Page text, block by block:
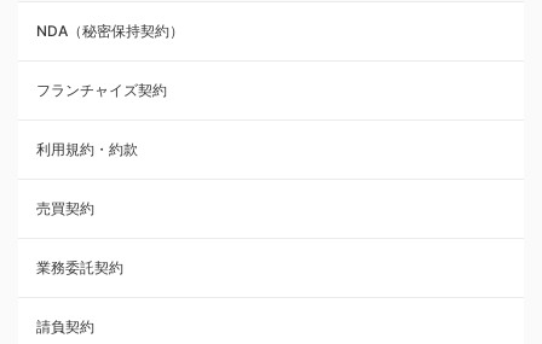
業務委託契約
利用規約・約款
覚書・合意書・同意書
承諾書
雇用契約
その他契約・書面
NDA（秘密保持契約）
フランチャイズ契約
利用規約・約款
売買契約
業務委託契約
請負契約